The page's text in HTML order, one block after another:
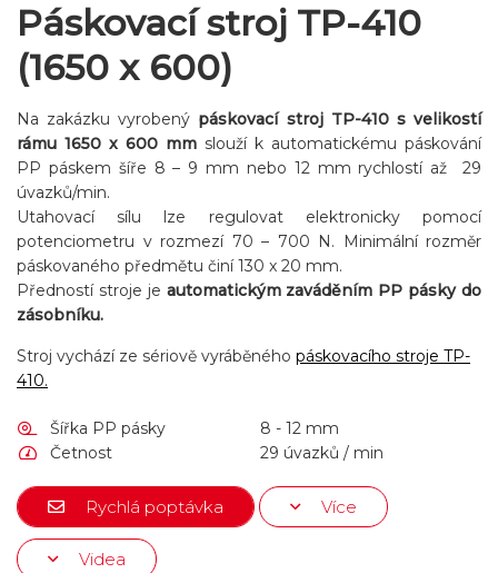
Páskovací stroj TP-410
(1650 x 600)
Na zakázku vyrobený páskovací stroj TP-410 s velikostí
rámu 1650 x 600 mm slouží k automatickému páskování
PP páskem šíře 8 – 9 mm nebo 12 mm rychlostí až 29
úvazků/min.
Utahovací sílu lze regulovat elektronicky pomocí
potenciometru v rozmezí 70 – 700 N. Minimální rozměr
páskovaného předmětu činí 130 x 20 mm.
Předností stroje je automatickým zaváděním PP pásky do
zásobníku.
Stroj vychází ze sériově vyráběného páskovacího stroje TP-
410.
Šířka PP pásky
8 - 12 mm
Četnost
29 úvazků / min
Rychlá poptávka Více
Videa